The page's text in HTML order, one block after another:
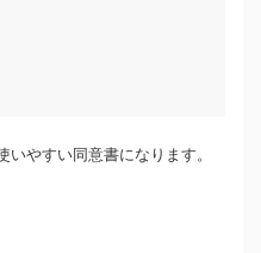
やすい同意書になります。